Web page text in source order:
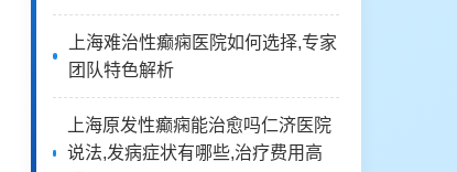
上海难治性癫痫医院如何选择,专家
团队特色解析
上海原发性癫痫能治愈吗仁济医院
说法,发病症状有哪些,治疗费用高